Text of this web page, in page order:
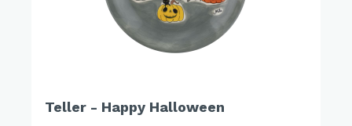
Teller - Happy Halloween